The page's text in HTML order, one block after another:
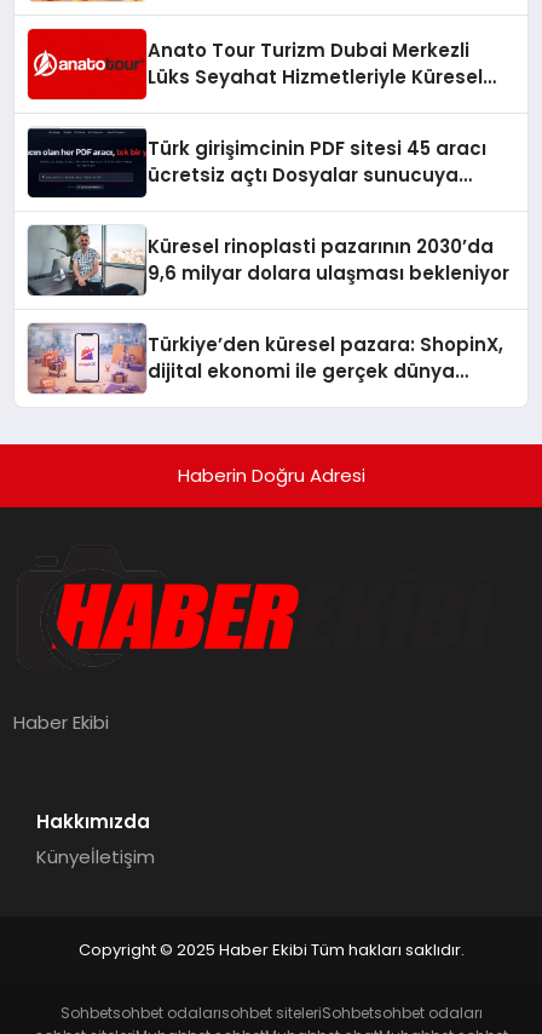
Anato Tour Turizm Dubai Merkezli
Lüks Seyahat Hizmetleriyle Küresel
Türk girişimcinin PDF sitesi 45 aracı
ücretsiz açtı Dosyalar sunucuya
Küresel rinoplasti pazarının 2030’da
9,6 milyar dolara ulaşması bekleniyor
Türkiye’den küresel pazara: ShopinX,
dijital ekonomi ile gerçek dünya
Haberin Doğru Adresi
Haber Ekibi
Hakkımızda
Künyeİletişim
Copyright © 2025 Haber Ekibi Tüm hakları saklıdır.
Sohbetsohbet odalarısohbet siteleriSohbetsohbet odaları